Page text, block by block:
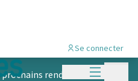
Menu
Se connecter
prochains rendez-vous